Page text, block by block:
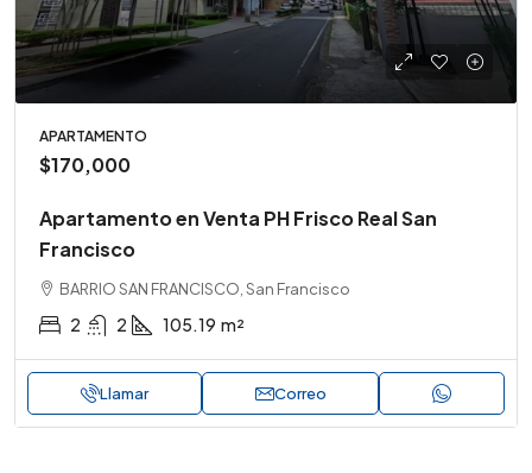
APARTAMENTO
$170,000
Apartamento en Venta PH Frisco Real San
Francisco
BARRIO SAN FRANCISCO, San Francisco
2 2 105.19 m²
Llamar Correo